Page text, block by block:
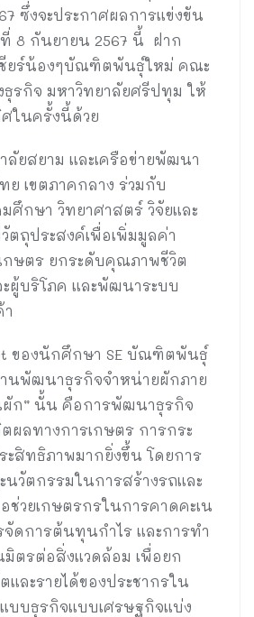
ซึ่งจะประกาศผลการแข่งขัน
ที่ 8 กันยายน 2567 นี้ ฝาก
ชียร์น้องๆบัณฑิตพันธุ์ใหม่ คณะ
ธุรกิจ มหาวิทยาลัยศรีปทุม ให้
ศในครั้งนี้ด้วย
ลัยสยาม และเครือข่ายพัฒนา
เขตภาคกลาง ร่วมกับ
ศึกษา วิทยาศาสตร์ วิจัยและ
ตถุประสงค์เพื่อเพิ่มมูลค่า
กษตร ยกระดับคุณภาพชีวิต
ผู้บริโภค และพัฒนาระบบ
ของนักศึกษา SE บัณฑิตพันธุ์
านพัฒนาธุรกิจจำหน่ายผักภาย
ก” นั้น คือการพัฒนาธุรกิจ
ผลทางการเกษตร การกระ
ะสิทธิภาพมากยิ่งขึ้น โดยการ
นวัตกรรมในการสร้างรถและ
ช่วยเกษตรกรในการคาดคะเน
ดการต้นทุนกำไร และการทำ
ตรต่อสิ่งแวดล้อม เพื่อยก
ละรายได้ของประชากรใน
บธุรกิจแบบเศรษฐกิจแบ่ง